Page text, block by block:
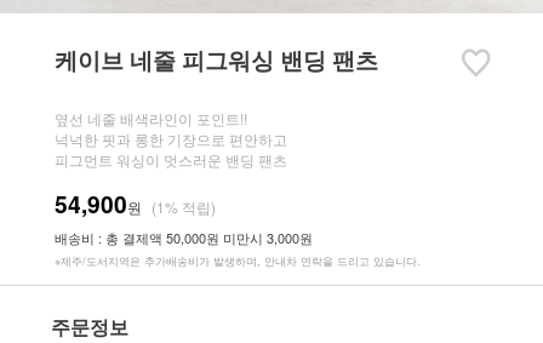
케이브 네줄 피그워싱 밴딩 팬츠
옆선 네줄 배색라인이 포인트!!
넉넉한 핏과 롱한 기장으로 편안하고
피그먼트 워싱이 멋스러운 밴딩 팬츠
54,900원 (1% 적립)
배송비 : 총 결제액 50,000원 미만시 3,000원
※제주/도서지역은 추가배송비가 발생하며, 안내차 연락을 드리고 있습니다.
주문정보